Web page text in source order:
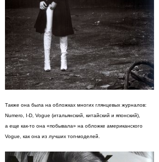
Также она была на обложках многих глянцевых журналов:
Numero, I-D, Vogue (итальянский, китайский и японский),
а еще как-то она «побывала» на обложке американского
Vogue, как она из лучших топ-моделей.